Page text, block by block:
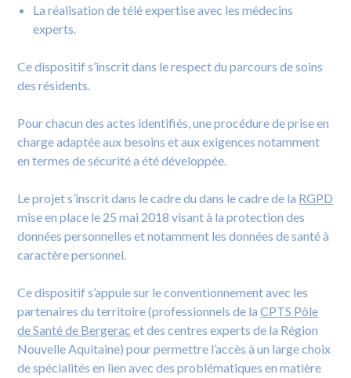
La réalisation de télé expertise avec les médecins
experts.
Ce dispositif s’inscrit dans le respect du parcours de soins
des résidents.
Pour chacun des actes identifiés, une procédure de prise en
charge adaptée aux besoins et aux exigences notamment
en termes de sécurité a été développée.
Le projet s’inscrit dans le cadre du dans le cadre de la RGPD
mise en place le 25 mai 2018 visant à la protection des
données personnelles et notamment les données de santé à
caractère personnel.
Ce dispositif s’appuie sur le conventionnement avec les
partenaires du territoire (professionnels de laCPTS Pôle
de Santé de Bergerac et des centres experts de la Région
Nouvelle Aquitaine) pour permettre l’accès à un large choix
de spécialités en lien avec des problématiques en matière